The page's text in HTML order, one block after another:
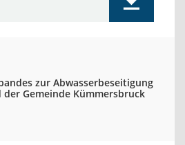
zur Abwasserbeseitigung
Gemeinde Kümmersbruck